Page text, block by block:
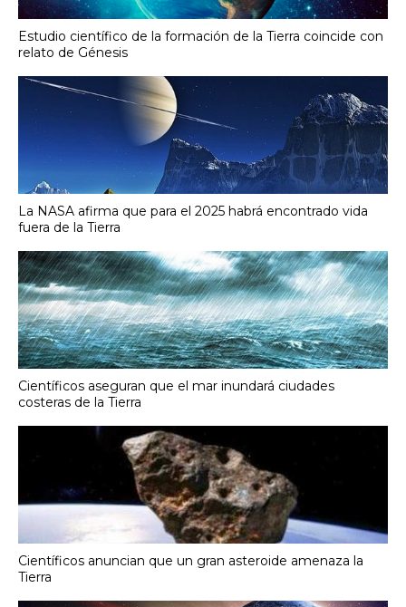
Estudio científico de la formación de la Tierra coincide con
relato de Génesis
La NASA afirma que para el 2025 habrá encontrado vida
fuera de la Tierra
Científicos aseguran que el mar inundará ciudades
costeras de la Tierra
Científicos anuncian que un gran asteroide amenaza la
Tierra